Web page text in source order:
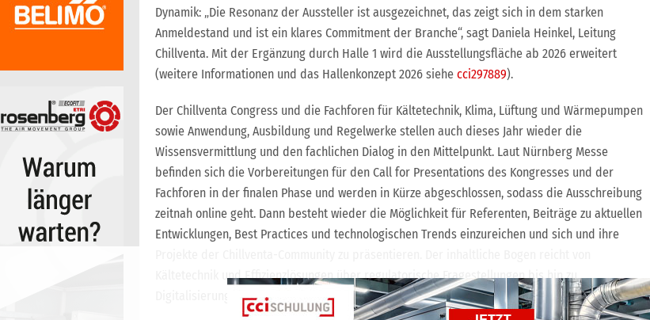
Dynamik: „Die Resonanz der Aussteller ist ausgezeichnet, das zeigt sich in dem starken
Anmeldestand und ist ein klares Commitment der Branche“, sagt Daniela Heinkel, Leitung
Chillventa. Mit der Ergänzung durch Halle 1 wird die Ausstellungsfläche ab 2026 erweitert
(weitere Informationen und das Hallenkonzept 2026 siehe cci297889).
Der Chillventa Congress und die Fachforen für Kältetechnik, Klima, Lüftung und Wärmepumpen
sowie Anwendung, Ausbildung und Regelwerke stellen auch dieses Jahr wieder die
Wissensvermittlung und den fachlichen Dialog in den Mittelpunkt. Laut Nürnberg Messe
befinden sich die Vorbereitungen für den Call for Presentations des Kongresses und der
Fachforen in der finalen Phase und werden in Kürze abgeschlossen, sodass die Ausschreibung
zeitnah online geht. Dann besteht wieder die Möglichkeit für Referenten, Beiträge zu aktuellen
Entwicklungen, Best Practices und technologischen Trends einzureichen und sich und ihre
Kältetechnik und Effizienzlösungen über regulatorische Fragestellungen bis hin zu
Digitalisierung, Nachhaltigkeit und neuen Geschäftsmodellen.